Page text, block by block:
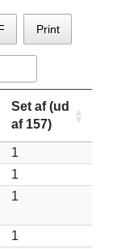
Print
Set af (ud
af 157)
1
1
1
1